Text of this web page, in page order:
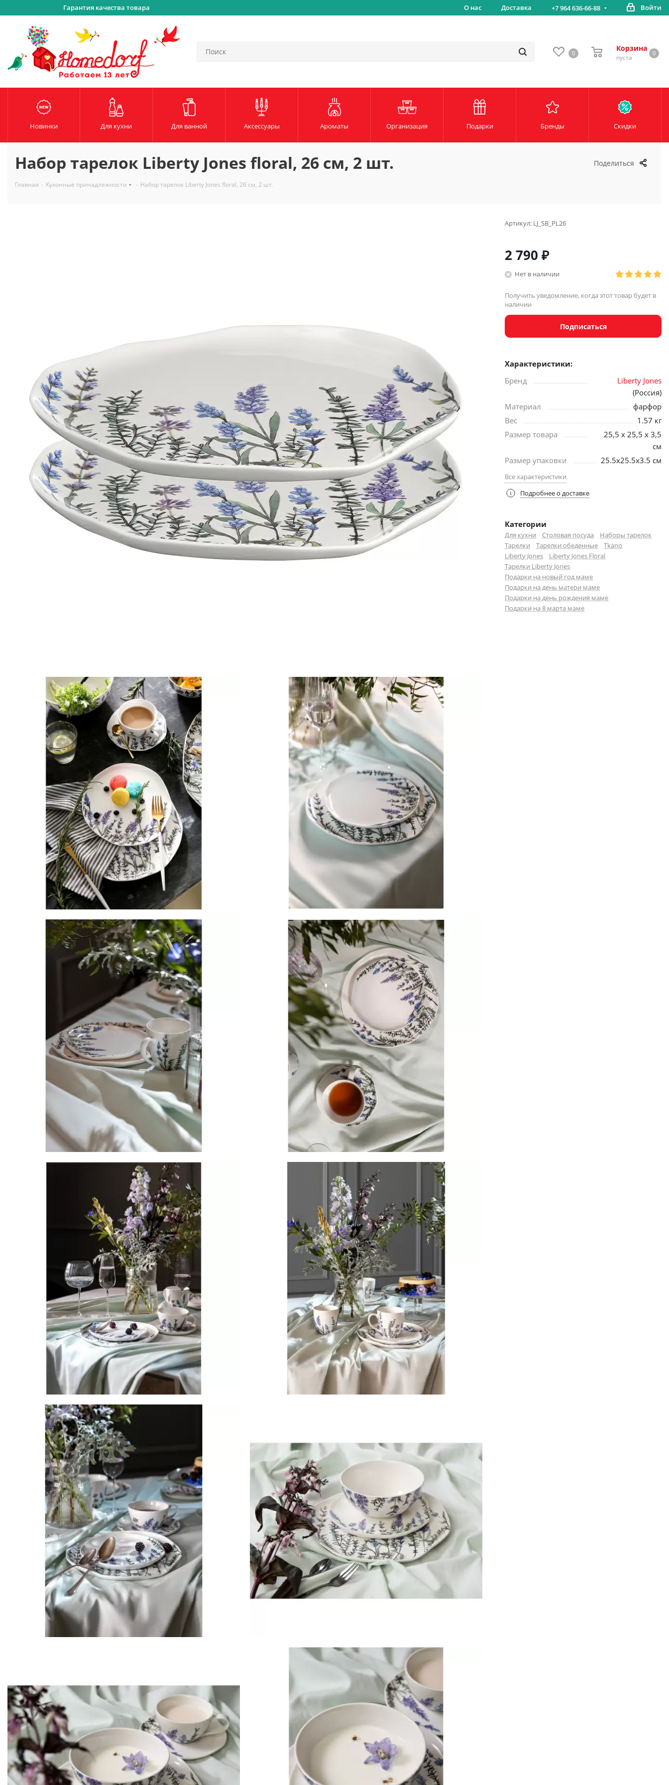
Гарантия качества товара О нас Доставка +7 964 636-66-88 Войти
0
Корзина
пуста
0
Новинки Для кухни Для ванной Аксессуары Ароматы Организация Подарки Бренды Скидки
Поделиться
Набор тарелок Liberty Jones floral, 26 см, 2 шт.
Главная - Кухонные принадлежности - Набор тарелок Liberty Jones floral, 26 см, 2 шт.
Артикул: LJ_SB_PL26
2 790 ₽
Нет в наличии
Получить уведомление, когда этот товар будет в
наличии
Подписаться
Характеристики:
Бренд
Liberty Jones
(Россия)
Материал
фарфор
Вес
1.57 кг
Размер товара
25,5 x 25,5 x 3,5
см
Размер упаковки
25.5х25.5х3.5 см
Все характеристики
Подробнее о доставке
Категории
Для кухни Столовая посуда
Наборы тарелок
Тарелки
Тарелки обеденные
Tkano
Liberty Jones
Liberty Jones Floral
Тарелки Liberty Jones
Подарки на новый год маме
Подарки на день матери маме
Подарки на день рождения маме
Подарки на 8 марта маме